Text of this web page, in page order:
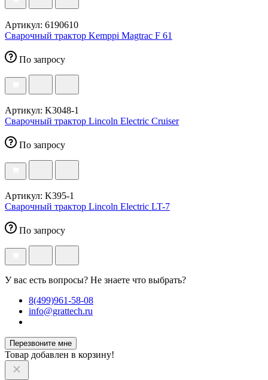
Артикул: 6190610
Сварочный трактор Kemppi Magtrac F 61
По запросу
Артикул: K3048-1
Сварочный трактор Lincoln Electric Cruiser
По запросу
Артикул: K395-1
Сварочный трактор Lincoln Electric LT-7
По запросу
У вас есть вопросы? Не знаете что выбрать?
8(499)961-58-08
info@grattech.ru
Перезвоните мне
Товар добавлен в корзину!